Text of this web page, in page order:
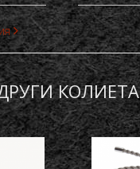
КОЛИЕТА